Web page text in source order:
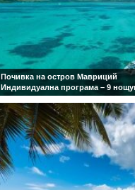
Почивка на остров Мавриций
Индивидуална програма – 9
със закуска и вечеря включени.